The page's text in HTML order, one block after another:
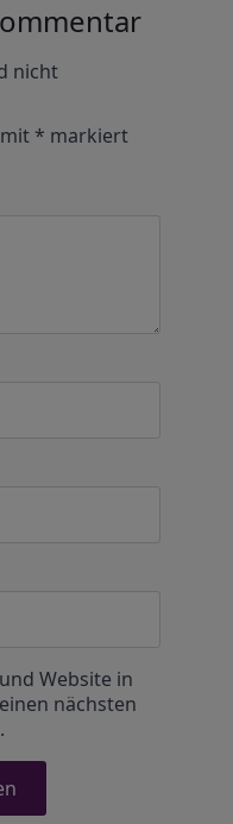
nicht
* markiert
Website in
nächsten